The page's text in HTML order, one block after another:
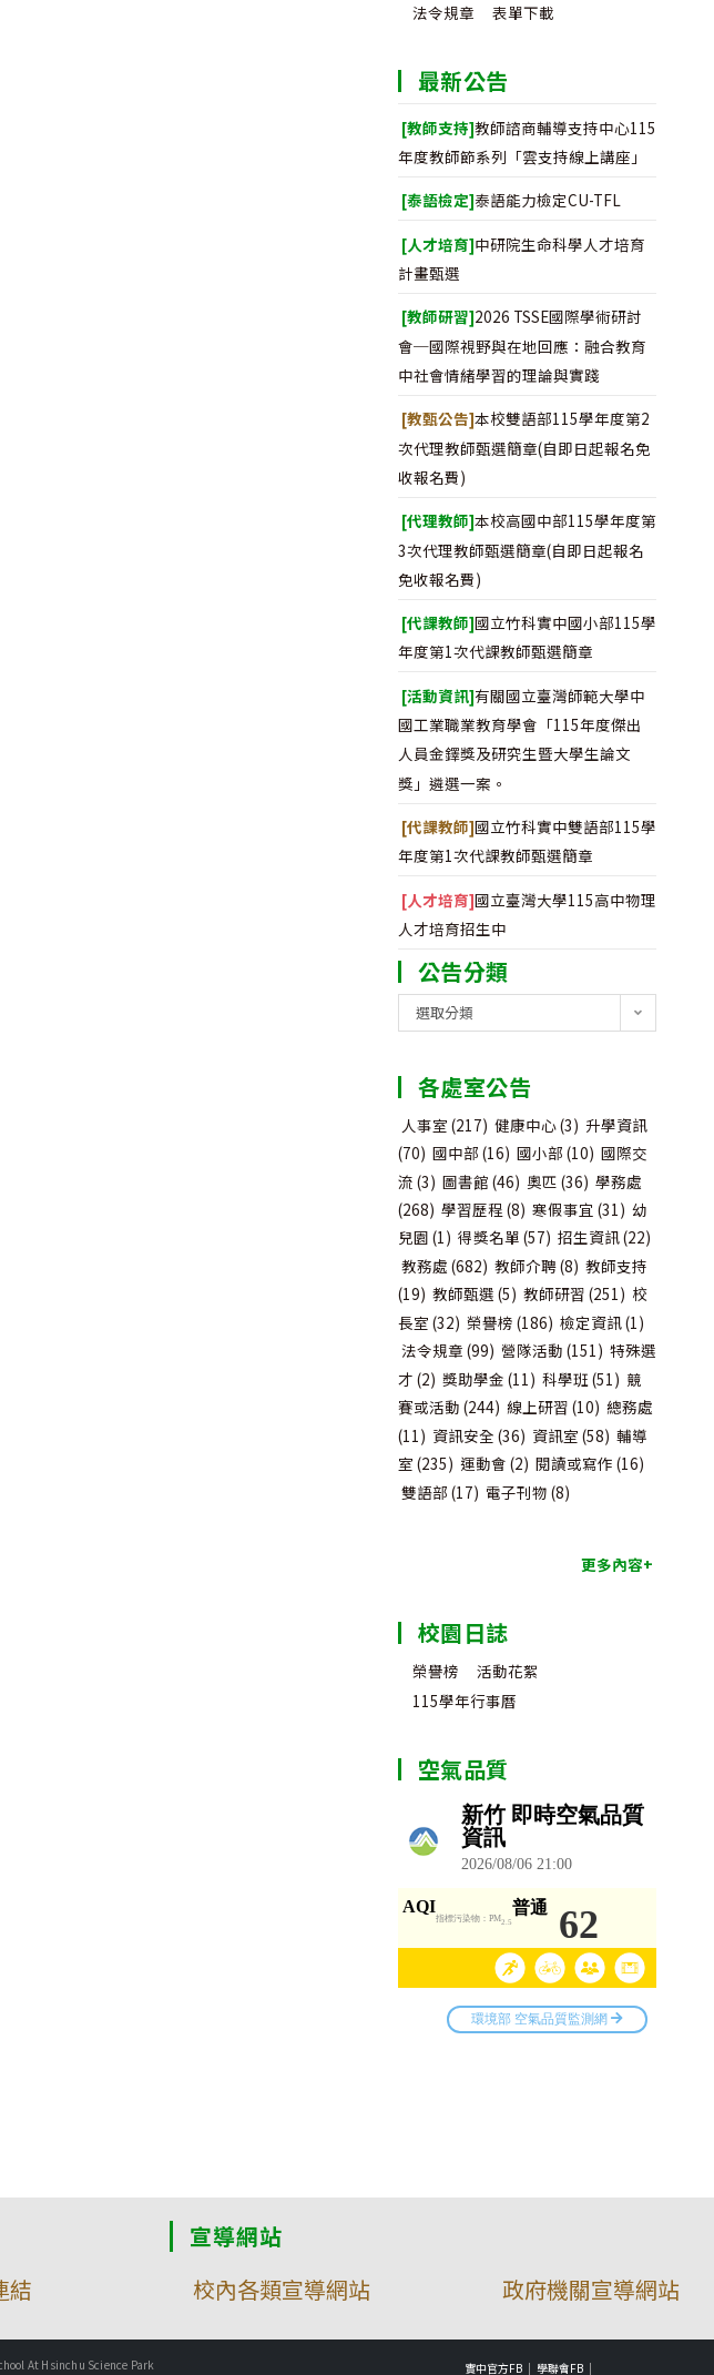
法令規章 表單下載
最新公告
[教師支持]教師諮商輔導支持中心115
年度教師節系列「雲支持線上講座」
[泰語檢定]泰語能力檢定CU-TFL
[人才培育]中研院生命科學人才培育
計畫甄選
[教師研習]2026 TSSE國際學術研討
會─國際視野與在地回應：融合教育
中社會情緒學習的理論與實踐
[教甄公告]本校雙語部115學年度第2
次代理教師甄選簡章(自即日起報名免
收報名費)
[代理教師]本校高國中部115學年度第
3次代理教師甄選簡章(自即日起報名
免收報名費)
[代課教師]國立竹科實中國小部115學
年度第1次代課教師甄選簡章
[活動資訊]有關國立臺灣師範大學中
國工業職業教育學會「115年度傑出
人員金鐸獎及研究生暨大學生論文
獎」遴選一案。
[代課教師]國立竹科實中雙語部115學
年度第1次代課教師甄選簡章
[人才培育]國立臺灣大學115高中物理
人才培育招生中
公告分類
告
類
選取分類
各處室公告
人事室 (217) 健康中心(3) 升學資訊
(70) 國中部 (16) 國小部 (10) 國際交
流 (3) 圖書館 (46) 奧匹 (36) 學務處
(268) 學習歷程 (8) 寒假事宜 (31) 幼
兒園 (1) 得獎名單 (57) 招生資訊(22)
教務處 (682) 教師介聘(8) 教師支持
(19) 教師甄選 (5) 教師研習 (251) 校
長室 (32) 榮譽榜 (186) 檢定資訊(1)
法令規章 (99) 營隊活動 (151) 特殊選
才 (2) 獎助學金 (11) 科學班 (51) 競
賽或活動 (244) 線上研習 (10) 總務處
(11) 資訊安全 (36) 資訊室 (58) 輔導
室 (235) 運動會 (2) 閱讀或寫作 (16)
雙語部 (17) 電子刊物 (8)
更多內容+
校園日誌
榮譽榜
活動花絮
115學年行事曆
空氣品質
結
宣導網站
校內各類宣導網站
政府機關宣導網站
實中官方FB 學聯會FB
At Hsinchu Science Park